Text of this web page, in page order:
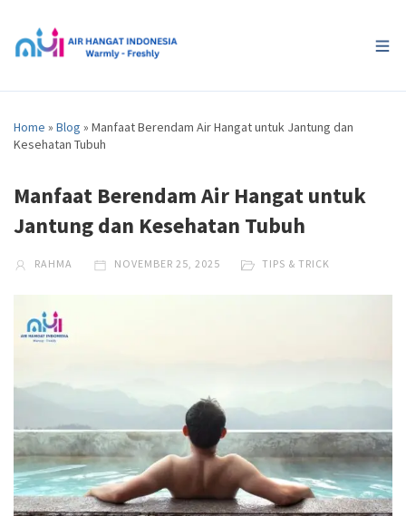
Home » Blog » Manfaat Berendam Air Hangat untuk Jantung dan
Kesehatan Tubuh
Manfaat Berendam Air Hangat untuk
Jantung dan Kesehatan Tubuh
RAHMA NOVEMBER 25, 2025 TIPS & TRICK